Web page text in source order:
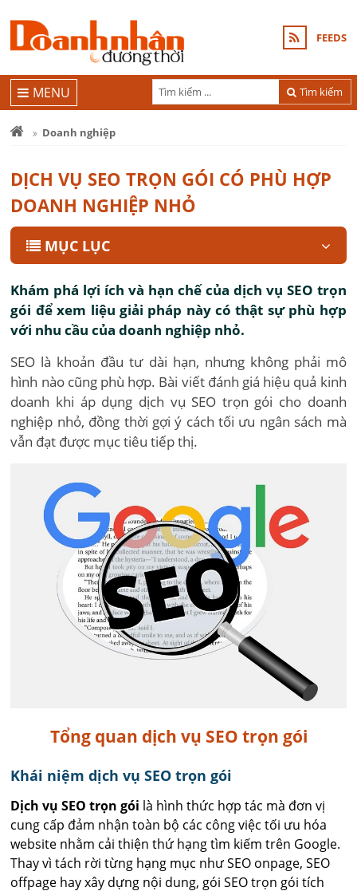
FEEDS
Tìm kiếm
MENU
Doanh nghiệp
DỊCH VỤ SEO TRỌN GÓI CÓ PHÙ HỢP
DOANH NGHIỆP NHỎ
MỤC LỤC
Khám phá lợi ích và hạn chế của dịch vụ SEO trọn
gói để xem liệu giải pháp này có thật sự phù hợp
với nhu cầu của doanh nghiệp nhỏ.
SEO là khoản đầu tư dài hạn, nhưng không phải mô
hình nào cũng phù hợp. Bài viết đánh giá hiệu quả kinh
doanh khi áp dụng dịch vụ SEO trọn gói cho doanh
nghiệp nhỏ, đồng thời gợi ý cách tối ưu ngân sách mà
vẫn đạt được mục tiêu tiếp thị.
Tổng quan dịch vụ SEO trọn gói
Khái niệm dịch vụ SEO trọn gói
Dịch vụ SEO trọn gói là hình thức hợp tác mà đơn vị
cung cấp đảm nhận toàn bộ các công việc tối ưu hóa
website nhằm cải thiện thứ hạng tìm kiếm trên Google.
Thay vì tách rời từng hạng mục như SEO onpage, SEO
offpage hay xây dựng nội dung, gói SEO trọn gói tích